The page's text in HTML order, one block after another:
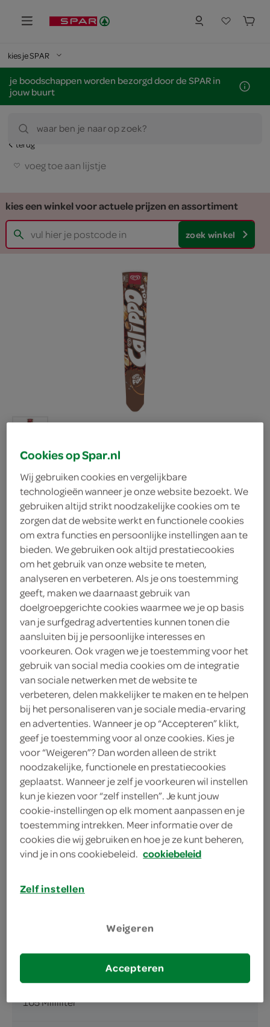
kies je SPAR
je boodschappen worden bezorgd door de SPAR in
jouw buurt
waar ben je naar op zoek?
terug
voeg toe aan lijstje
kies een winkel voor actuele prijzen en assortiment
zoek winkel
Ola Calippo cola
Ola
1.
90
105 Milliliter
Let op: aanbiedingen zijn niet zichtbaar bij de
producten, maar worden wél automatisch
verwerkt in de winkelmand.
verfrissend waterijs met herkenbare colasmaak, en je
koelt jezelf op warme dagen af met een ijskoude
traktatie
waterijs met colasmaak
ijskoud genieten
lekker op een warme zomerdag
Waterijs met colasmaak.
inhoud en gewicht
105 Milliliter
Cookies op Spar.nl
Wij gebruiken cookies en vergelijkbare
technologieën wanneer je onze website bezoekt. We
gebruiken altijd strikt noodzakelijke cookies om te
zorgen dat de website werkt en functionele cookies
om extra functies en persoonlijke instellingen aan te
bieden. We gebruiken ook altijd prestatiecookies
om het gebruik van onze website te meten,
analyseren en verbeteren. Als je ons toestemming
geeft, maken we daarnaast gebruik van
doelgroepgerichte cookies waarmee we je op basis
van je surfgedrag advertenties kunnen tonen die
aansluiten bij je persoonlijke interesses en
voorkeuren. Ook vragen we je toestemming voor het
gebruik van social media cookies om de integratie
van sociale netwerken met de website te
verbeteren, delen makkelijker te maken en te helpen
bij het personaliseren van je sociale media-ervaring
en advertenties. Wanneer je op “Accepteren” klikt,
geef je toestemming voor al onze cookies. Kies je
voor “Weigeren”? Dan worden alleen de strikt
noodzakelijke, functionele en prestatiecookies
geplaatst. Wanneer je zelf je voorkeuren wil instellen
kun je kiezen voor “zelf instellen”. Je kunt jouw
cookie-instellingen op elk moment aanpassen en je
toestemming intrekken. Meer informatie over de
cookies die wij gebruiken en hoe je ze kunt beheren,
vind je in ons cookiebeleid. cookiebeleid
Zelf instellen
Weigeren
Accepteren